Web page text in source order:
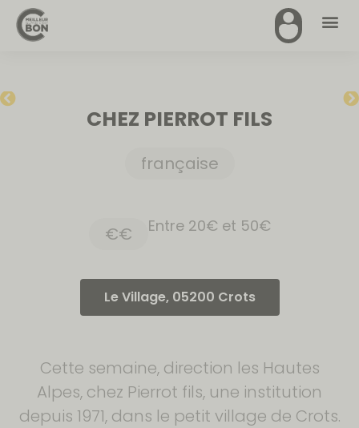
CHEZ PIERROT FILS
française
€€ Entre 20€ et 50€
Le Village, 05200 Crots
Cette semaine, direction les Hautes
Alpes, chez Pierrot fils, une institution
depuis 1971, dans le petit village de Crots.